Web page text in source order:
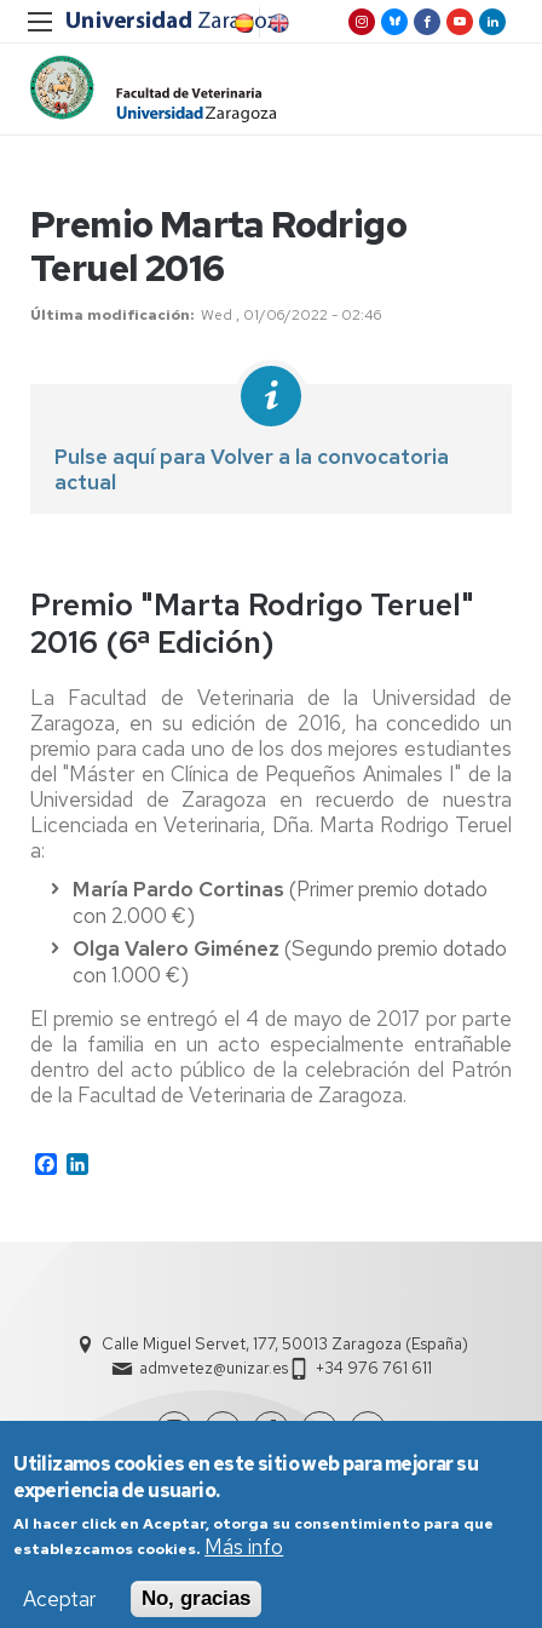
Premio Marta Rodrigo
Teruel 2016
Última modificación Wed , 01/06/2022 - 02:46
Pulse aquí para Volver a la convocatoria
actual
Premio "Marta Rodrigo Teruel"
2016 (6ª Edición)
La Facultad de Veterinaria de la Universidad de
Zaragoza, en su edición de 2016, ha concedido un
premio para cada uno de los dos mejores estudiantes
del "Máster en Clínica de Pequeños Animales I" de la
Universidad de Zaragoza en recuerdo de nuestra
Licenciada en Veterinaria, Dña. Marta Rodrigo Teruel
a:
María Pardo Cortinas (Primer premio dotado
con 2.000 €)
Olga Valero Giménez (Segundo premio dotado
con 1.000 €)
El premio se entregó el 4 de mayo de 2017 por parte
de la familia en un acto especialmente entrañable
dentro del acto público de la celebración del Patrón
de la Facultad de Veterinaria de Zaragoza.
Facebook
Calle Miguel Servet, 177, 50013 Zaragoza (España)
admvetez@unizar.es
+34 976 761 611
Aviso Legal
Condiciones generales de uso
Política de Privacidad
Utilizamos cookies en este sitio web para mejorar su
experiencia de usuario.
Al hacer click en Aceptar, otorga su consentimiento para que
establezcamos cookies. Más info
Aceptar
No, gracias